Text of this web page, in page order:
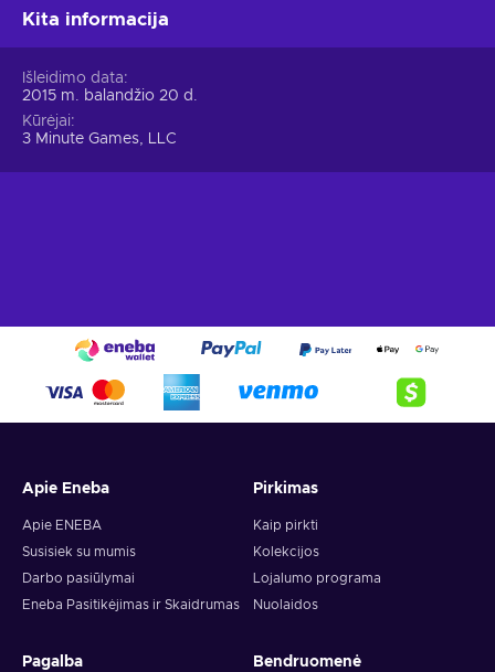
Kita informacija
Išleidimo data
2015 m. balandžio 20 d.
Kūrėjai
3 Minute Games, LLC
Apie Eneba
Apie ENEBA
Susisiek su mumis
Darbo pasiūlymai
Eneba Pasitikėjimas ir Skaidrumas
Pirkimas
Kaip pirkti
Kolekcijos
Lojalumo programa
Nuolaidos
Pagalba Bendruomenė